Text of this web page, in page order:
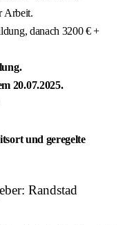
Arbeit.
danach 3200 € +
20.07.2025.
und geregelte
Randstad